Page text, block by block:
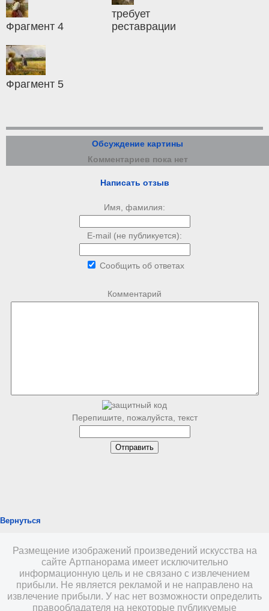
Фрагмент 4
требует
реставрации
Фрагмент 5
Обсуждение картины
Комментариев пока нет
Написать отзыв
Имя, фамилия:
E-mail (не публикуется):
Сообщить об ответах
Комментарий
Перепишите, пожалуйста, текст
Вернуться
Размещение изображений произведений искусства на
сайте Артпанорама имеет исключительно
информационную цель и не связано с извлечением
прибыли. Не является рекламой и не направлено на
извлечение прибыли. У нас нет возможности определить
правообладателя на некоторые публикуемые